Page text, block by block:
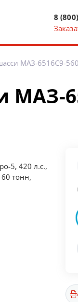
8
МАЗ-6516C9-
МАЗ-
5, 420 л.с.,
тонн,